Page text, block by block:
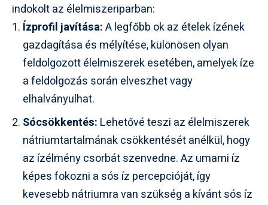
indokolt az élelmiszeriparban:
Ízprofil javítása:A legfőbb ok az ételek ízének
gazdagítása és mélyítése, különösen olyan
feldolgozott élelmiszerek esetében, amelyek íze
a feldolgozás során elveszhet vagy
elhalványulhat.
Sócsökkentés: Lehetővé teszi az élelmiszerek
nátriumtartalmának csökkentését anélkül, hogy
az ízélmény csorbát szenvedne. Az umami íz
képes fokozni a sós íz percepcióját, így
kevesebb nátriumra van szükség a kívánt sós íz